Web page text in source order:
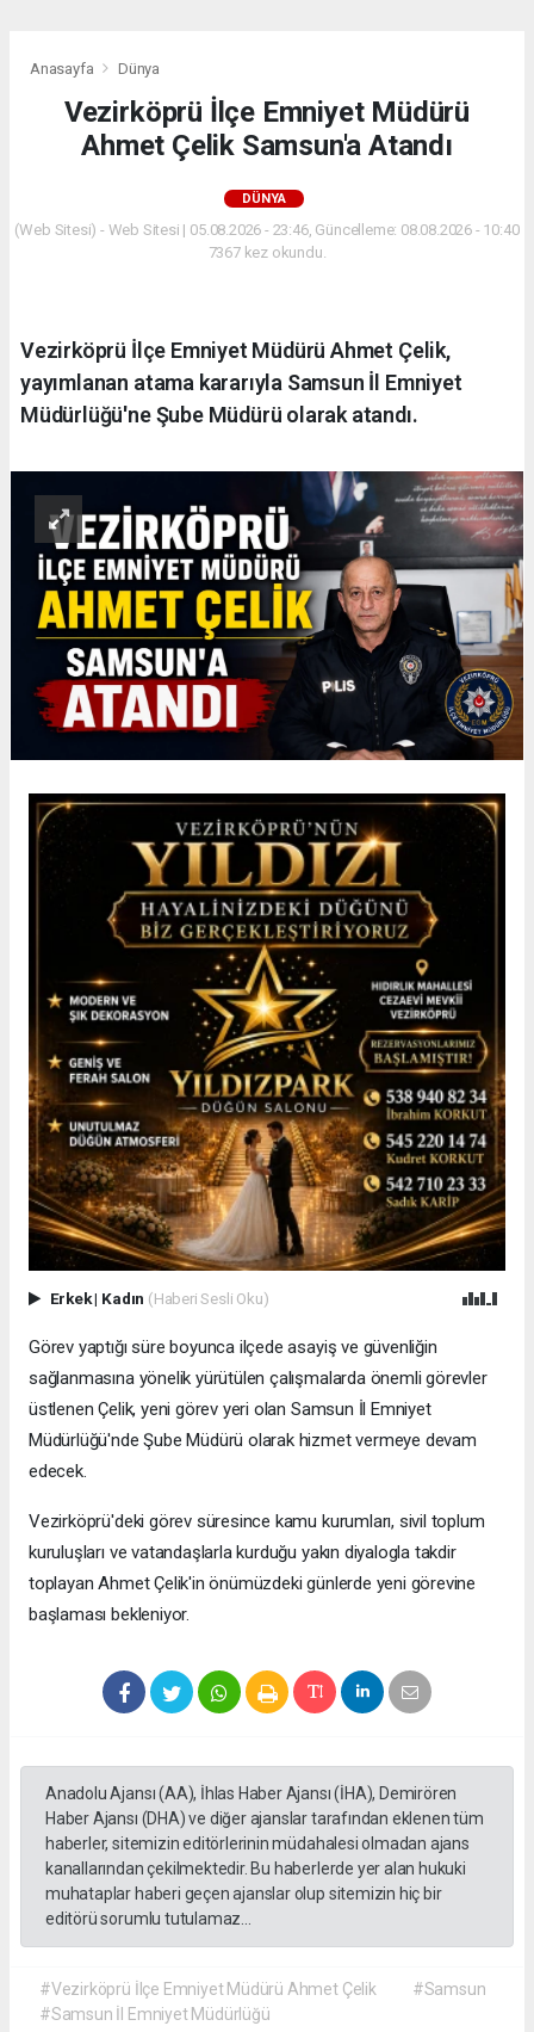
Anasayfa Dünya
Vezirköprü İlçe Emniyet Müdürü
Ahmet Çelik Samsun'a Atandı
DÜNYA
(Web Sitesi) - Web Sitesi | 05.08.2026 - 23:46, Güncelleme: 08.08.2026 - 10:40
7367 kez okundu.
Vezirköprü İlçe Emniyet Müdürü Ahmet Çelik,
yayımlanan atama kararıyla Samsun İl Emniyet
Müdürlüğü'ne Şube Müdürü olarak atandı.
Erkek| Kadın (Haberi Sesli Oku)
Görev yaptığı süre boyunca ilçede asayiş ve güvenliğin
sağlanmasına yönelik yürütülen çalışmalarda önemli görevler
üstlenen Çelik, yeni görev yeri olan Samsun İl Emniyet
Müdürlüğü'nde Şube Müdürü olarak hizmet vermeye devam
edecek.
Vezirköprü'deki görev süresince kamu kurumları, sivil toplum
kuruluşları ve vatandaşlarla kurduğu yakın diyalogla takdir
toplayan Ahmet Çelik'in önümüzdeki günlerde yeni görevine
başlaması bekleniyor.
Anadolu Ajansı (AA), İhlas Haber Ajansı (İHA), Demirören
Haber Ajansı (DHA) ve diğer ajanslar tarafından eklenen tüm
haberler, sitemizin editörlerinin müdahalesi olmadan ajans
kanallarından çekilmektedir. Bu haberlerde yer alan hukuki
muhataplar haberi geçen ajanslar olup sitemizin hiç bir
editörü sorumlu tutulamaz...
#Vezirköprü İlçe Emniyet Müdürü Ahmet Çelik
#Samsun
#Samsun İl Emniyet Müdürlüğü